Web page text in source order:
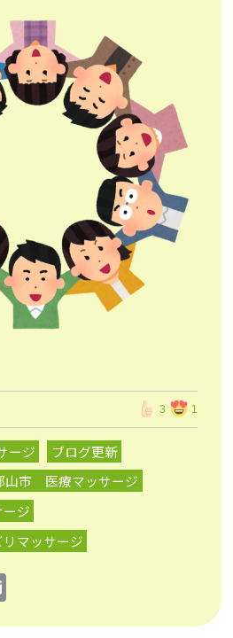
3 1
ージ
ブログ更新
山市 医療マッサージ
ジ
マッサージ
m